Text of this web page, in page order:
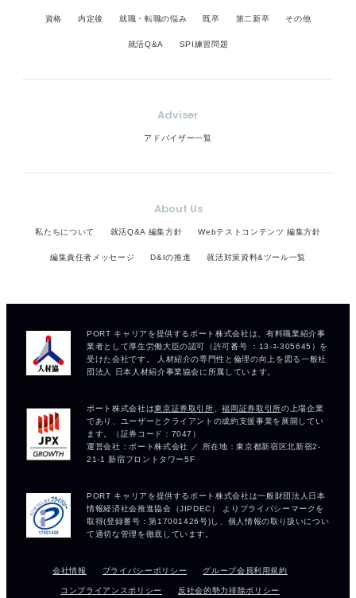
資格 内定後 就職・転職の悩み 既卒 第二新卒 その他
就活Q&A SPI練習問題
Adviser
アドバイザー一覧
About Us
私たちについて 就活Q&A 編集方針 Webテストコンテンツ 編集方針
編集責任者メッセージ D&Iの推進 就活対策資料&ツール一覧
会社情報 プライバシーポリシー グループ会員利用規約
コンプライアンスポリシー 反社会的勢力排除ポリシー